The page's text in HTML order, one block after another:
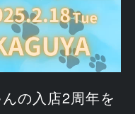
の入店2周年を